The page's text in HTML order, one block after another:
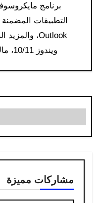
ويندوز 10/11، ماك أو إس نوع الترخيص…
مشاركات مميزة